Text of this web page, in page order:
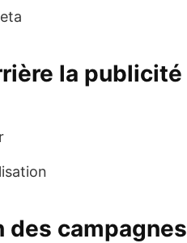
la publicité
des campagnes